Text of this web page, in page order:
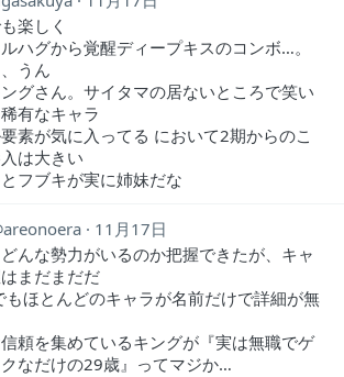
楽しく
ハグから覚醒ディープキスのコンボ…。
うん
グさん。サイタマの居ないところで笑い
有なキャラ
素が気に入ってる において2期からのこ
は大きい
フブキが実に姉妹だな
areonoera
11月17日
んな勢力がいるのか把握できたが、キャ
まだまだだ
もほとんどのキャラが名前だけで詳細が無
頼を集めているキングが『実は無職でゲ
なだけの29歳』ってマジか…